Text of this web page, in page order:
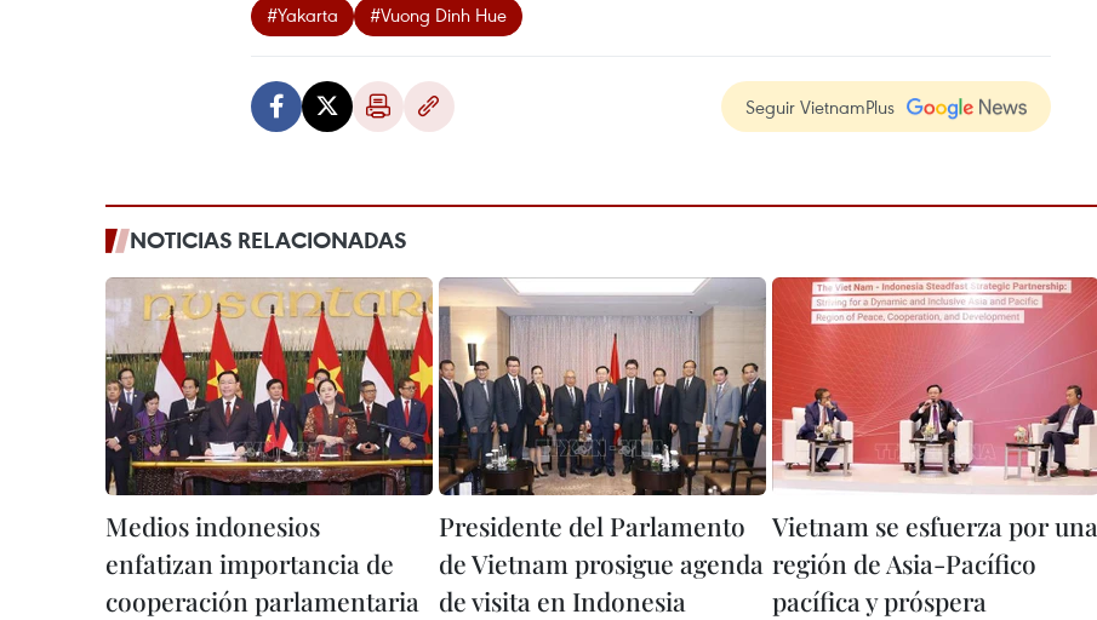
#Yakarta #Vuong Dinh Hue
Seguir VietnamPlus
NOTICIAS RELACIONADAS
Medios indonesios
enfatizan importancia de
cooperación parlamentaria
Presidente del Parlamento
de Vietnam prosigue agenda
de visita en Indonesia
Vietnam se esfuerza por una
región de Asia-Pacífico
pacífica y próspera